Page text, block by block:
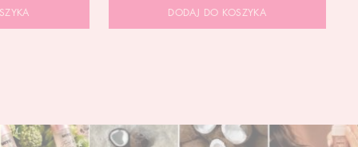
DODAJ DO KOSZYKA